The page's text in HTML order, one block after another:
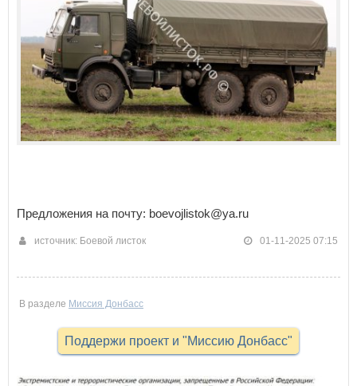
Предложения на почту: boevojlistok@ya.ru
источник: Боевой листок 01-11-2025 07:15
В разделе Миссия Донбасс
Поддержи проект и "Миссию Донбасс"